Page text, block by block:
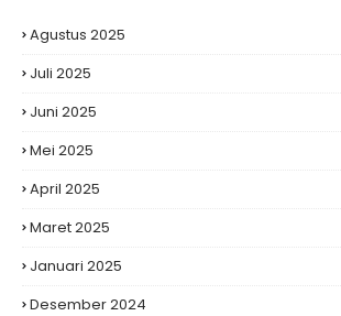
Agustus 2025
Juli 2025
Juni 2025
Mei 2025
April 2025
Maret 2025
Januari 2025
Desember 2024